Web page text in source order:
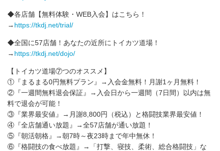
◆各店舗【無料体験・WEB入会】はこちら！
→ https://tkdj.net/trial/
◆全国に57店舗！あなたの近所にトイカツ道場！
→ https://tkdj.net/dojo/
【トイカツ道場⑦つのオススメ】
①『まるまる0円無料プラン』→入会金無料！月謝1ヶ月無料！
②『一週間無料退会保証』→入会日から一週間（7日間）以内は無
料で退会が可能！
③『業界最安値』→月謝8,800円（税込）と格闘技業界最安値！
④『全店舗通い放題』→全57店舗が通い放題！
⑤『朝活朝格』→朝7時～夜23時まで年中無休！
⑥『格闘技の食べ放題』→「打撃、寝技、柔術、総合格闘技」な